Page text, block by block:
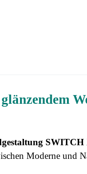
Moderne und